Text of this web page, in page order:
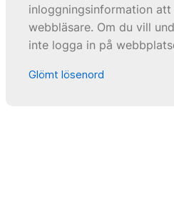
inloggningsinformation
webbläsare. Om du vill
inte logga in på
Glömt lösenord